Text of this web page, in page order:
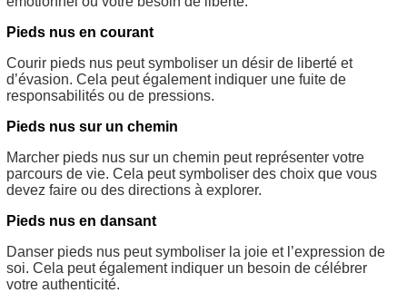
Pieds nus en courant
Courir pieds nus peut symboliser un désir de liberté et
d’évasion. Cela peut également indiquer une fuite de
responsabilités ou de pressions.
Pieds nus sur un chemin
Marcher pieds nus sur un chemin peut représenter votre
parcours de vie. Cela peut symboliser des choix que vous
devez faire ou des directions à explorer.
Pieds nus en dansant
Danser pieds nus peut symboliser la joie et l’expression de
soi. Cela peut également indiquer un besoin de célébrer
votre authenticité.